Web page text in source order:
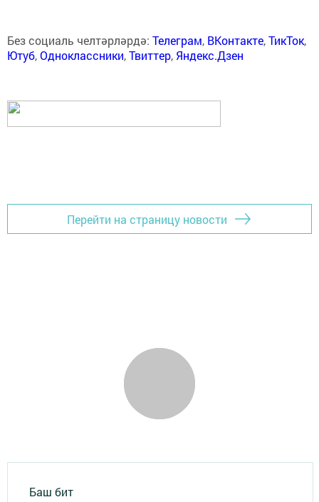
Без социаль челтәрләрдә: Телеграм, ВКонтакте,ТикТок,
Ютуб,Одноклассники,Твиттер, Яндекс.Дзен
Перейти на страницу новости
Баш бит